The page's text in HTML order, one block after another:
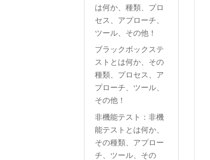
は何か、種類、プロ
セス、アプローチ、
ツール、その他！
ブラックボックステ
ストとは何か、その
種類、プロセス、ア
プローチ、ツール、
その他！
非機能テスト：非機
能テストとは何か、
その種類、アプロー
チ、ツール、その